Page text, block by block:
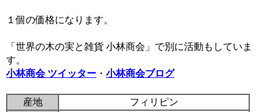
１個の価格になります。
「世界の木の実と雑貨 小林商会」で別に活動もしていま
す。
小林商会 ツイッター ・ 小林商会ブログ
産地
フィリピン